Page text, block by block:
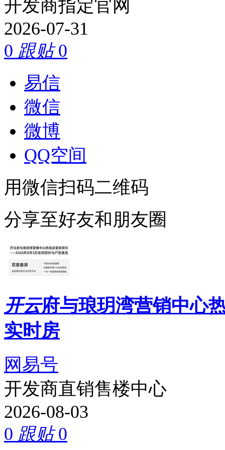
开发商指定官网
2026-07-31
0 跟贴0
易信
微信
微博
QQ空间
用微信扫码二维码
分享至好友和朋友圈
开云府与琅玥湾营销中心
实时房
网易号
开发商直销售楼中心
2026-08-03
0 跟贴0